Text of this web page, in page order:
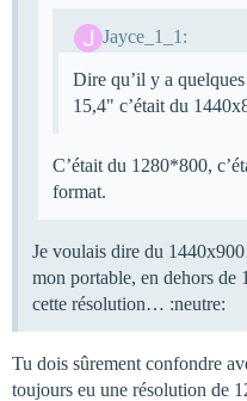
Jayce_1_1:
Dire qu’il y a
15,4" c’était du
C’était du 1280*800,
format.
Je voulais dire du
mon portable, en dehors de
cette résolution… :neutre:
Tu dois sûrement confondre
toujours eu une résolution de